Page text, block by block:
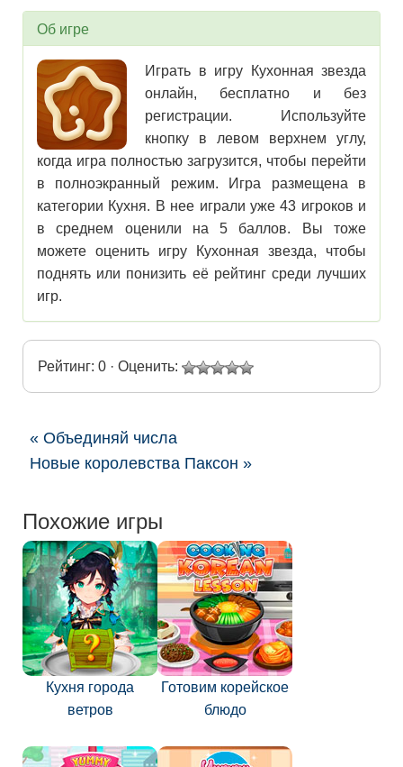
Об игре
Играть в игру Кухонная звезда
онлайн, бесплатно и без
регистрации. Используйте
кнопку в левом верхнем углу,
когда игра полностью загрузится, чтобы перейти
в полноэкранный режим. Игра размещена в
категории Кухня. В нее играли уже 43 игроков и
в среднем оценили на 5 баллов. Вы тоже
можете оценить игру Кухонная звезда, чтобы
поднять или понизить её рейтинг среди лучших
игр.
Рейтинг: 0 · Оценить:
« Объединяй числа
Новые королевства Паксон »
Похожие игры
Кухня города
ветров
Готовим корейское
блюдо